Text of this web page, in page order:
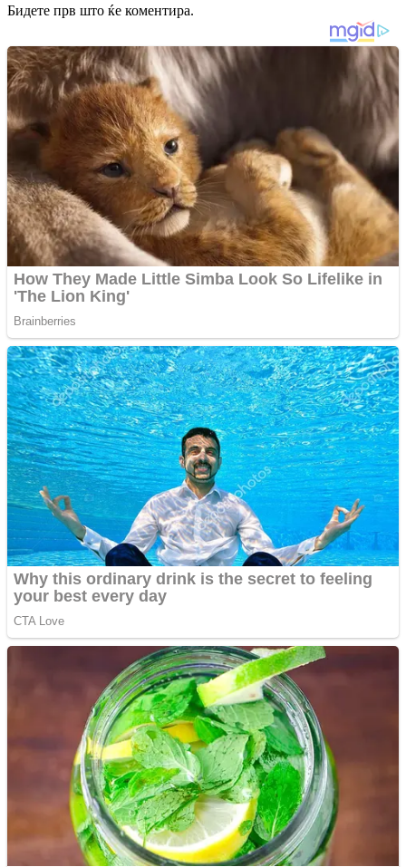
Бидете прв што ќе коментира.